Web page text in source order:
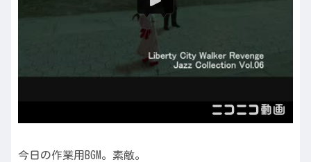
今日の作業用BGM。素敵。